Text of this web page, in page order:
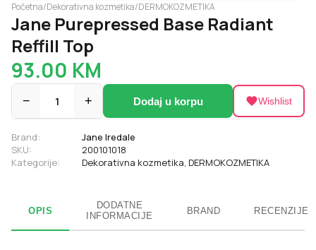
Početna/Dekorativna kozmetika/DERMOKOZMETIKA
Jane Purepressed Base Radiant
Reffill Top
93.00 KM
− 1 + Dodaj u korpu Wishlist
Brand:
Jane Iredale
SKU:
200101018
Kategorije:
Dekorativna kozmetika, DERMOKOZMETIKA
OPIS
DODATNE
INFORMACIJE
BRAND RECENZIJE